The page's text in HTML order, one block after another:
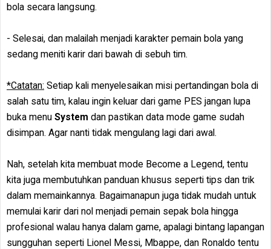
bola secara langsung.
- Selesai, dan malailah menjadi karakter pemain bola yang
sedang meniti karir dari bawah di sebuh tim.
*Catatan: Setiap kali menyelesaikan misi pertandingan bola di
salah satu tim, kalau ingin keluar dari game PES jangan lupa
buka menu System dan pastikan data mode game sudah
disimpan. Agar nanti tidak mengulang lagi dari awal.
Nah, setelah kita membuat mode Become a Legend, tentu
kita juga membutuhkan panduan khusus seperti tips dan trik
dalam memainkannya. Bagaimanapun juga tidak mudah untuk
memulai karir dari nol menjadi pemain sepak bola hingga
profesional walau hanya dalam game, apalagi bintang lapangan
sungguhan seperti Lionel Messi, Mbappe, dan Ronaldo tentu